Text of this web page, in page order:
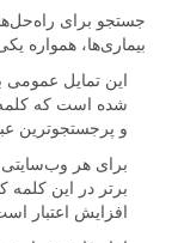
جستجو برای
بیماری‌ها، همواره
این تمایل
شده است که کلمه
و پرجستجوترین
برای هر وب‌سایتی
برتر در این کلمه
افزایش اعتبار